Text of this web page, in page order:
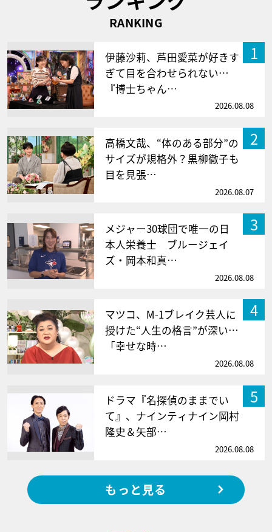
RANKING
1
伊藤沙莉、芦田愛菜が好きす
ぎて目を合わせられない…
『博士ちゃん…
2026.08.08
2
高橋文哉、“体のある部分”の
サイズが規格外？黒柳徹子も
目を見張…
2026.08.07
3
メジャー30球団で唯一の日
本人栄養士 ブルージェイ
ズ・岡本和真…
2026.08.08
4
マツコ、M-1ブレイク芸人に
授けた“人生の格言”が深い…
「幸せな時…
2026.08.08
5
ドラマ『名探偵のままでい
て』、ナインティナイン岡村
隆史＆矢部…
2026.08.08
もっと見る